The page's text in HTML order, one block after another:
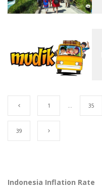
1 … 35
39
Indonesia Inflation Rate